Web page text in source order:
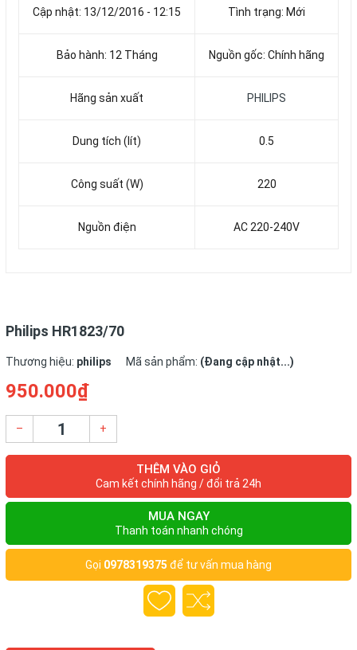
Cập nhật: 13/12/2016 - 12:15 Tình trạng: Mới
Bảo hành: 12 Tháng Nguồn gốc: Chính hãng
Hãng sản xuất PHILIPS
Dung tích (lít) 0.5
Công suất (W) 220
Nguồn điện AC 220-240V
Philips HR1823/70
Thương hiệu: philips Mã sản phẩm: (Đang cập nhật...)
950.000₫
– +
THÊM VÀO GIỎ
Cam kết chính hãng / đổi trả 24h
MUA NGAY
Thanh toán nhanh chóng
Gọi 0978319375 để tư vấn mua hàng